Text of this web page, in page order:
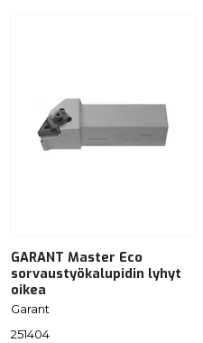
GARANT Master Eco
sorvaustyökalupidin lyhyt
oikea
Garant
251404